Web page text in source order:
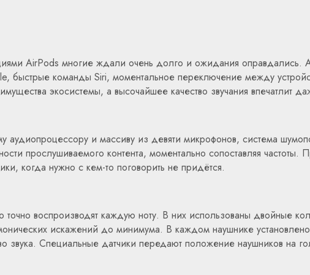
AirPods многие ждали очень долго и ожидания оправдались.
быстрые команды Siri, моментальное переключение между
экосистемы, а высочайшее качество звучания впечатлит
аудиопроцессору и массиву из девяти микрофонов, система
прослушиваемого контента, моментально сопоставляя
когда нужно с кем-то поговорить не придётся.
воспроизводят каждую ноту. В них использованы двойные
искажений до минимума. В каждом наушнике
звука. Специальные датчики передают положение наушников на